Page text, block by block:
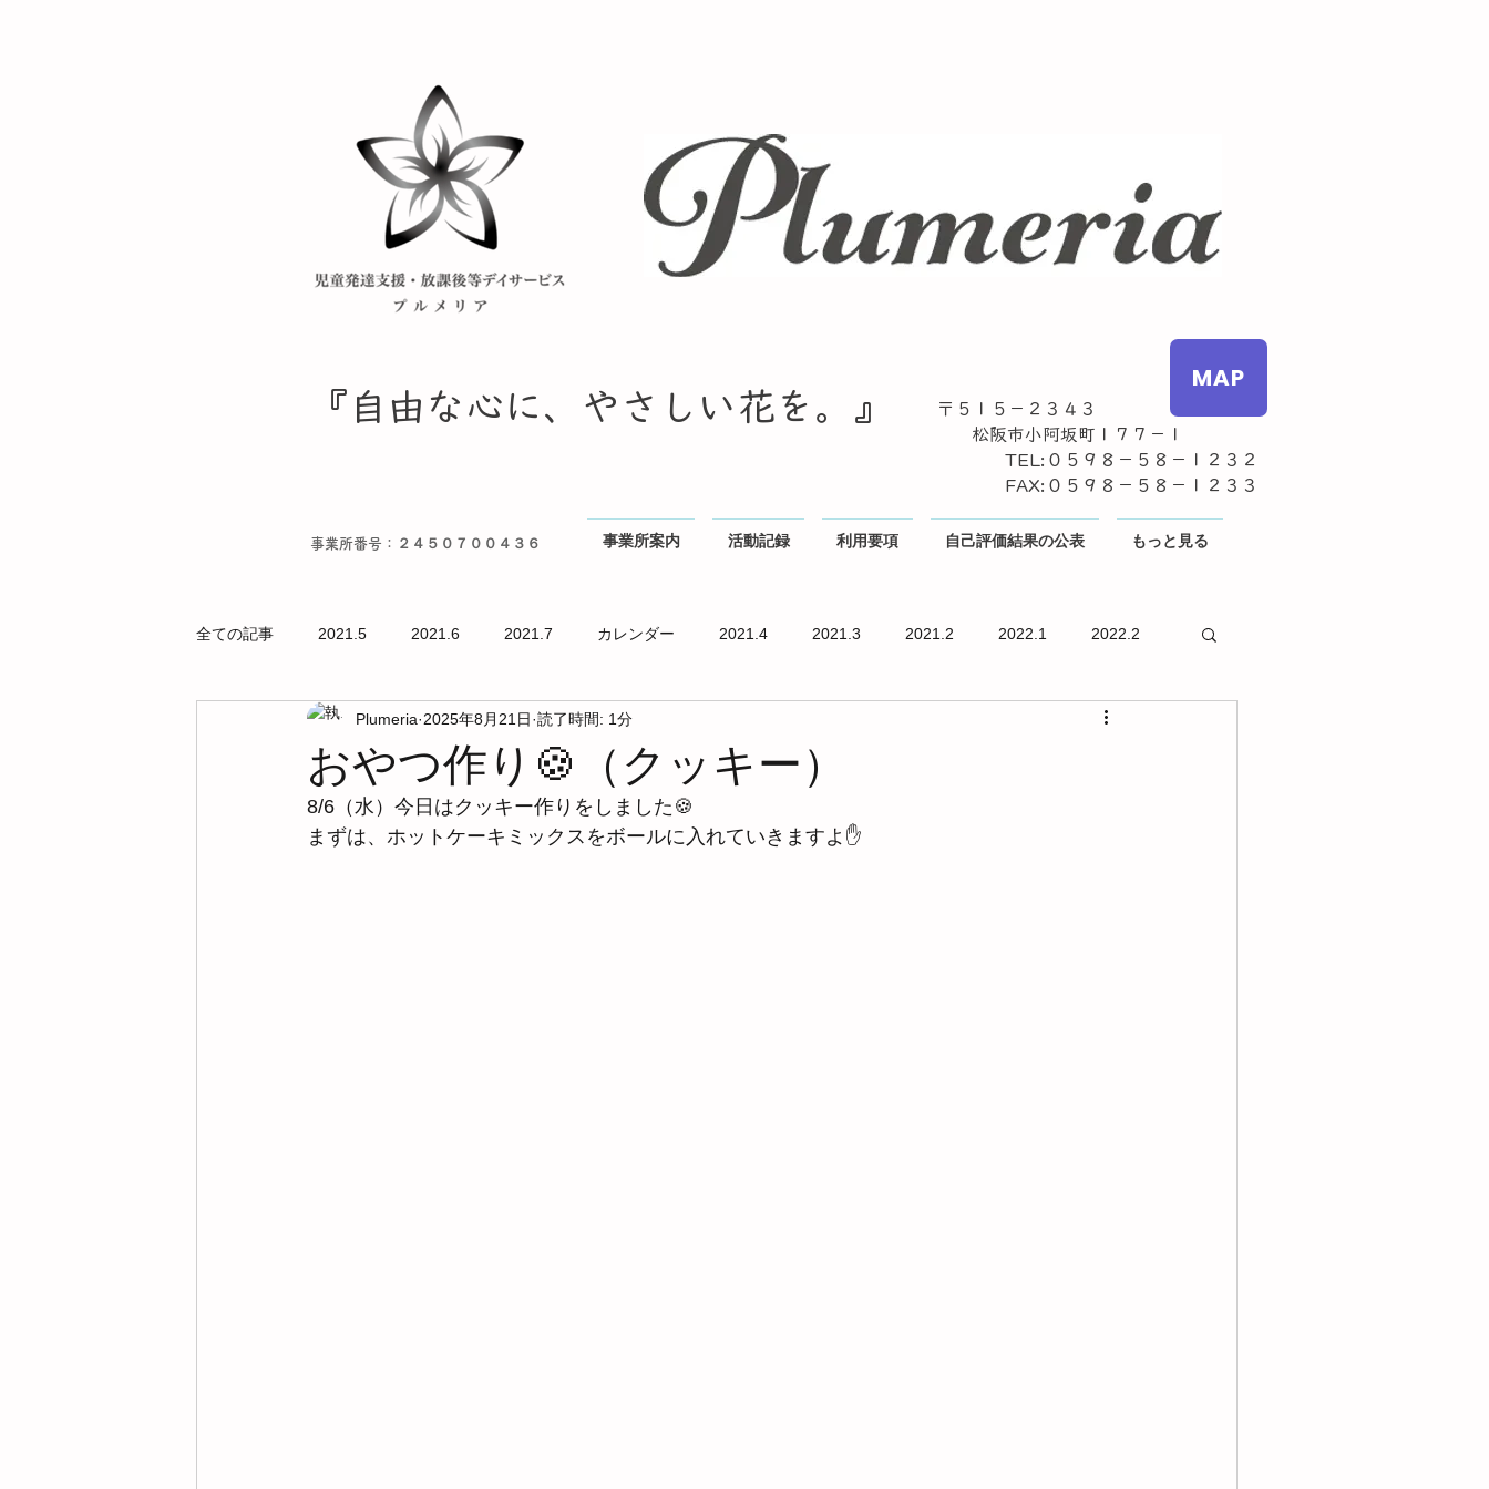
​『自由な心に、やさしい花を。』​
〒５１５－２３４３
松阪市小阿坂町１７７－１
TEL:０５９８－５８－１２３２
​ FAX:０５９８－５８－１２３３
MAP
事業所番号：２４５０７００４３６ 事業所案内 活動記録 利用要項 自己評価結果の公表 もっと見る
全ての記事 2021.5 2021.6 2021.7 カレンダー 2021.4 2021.3 2021.2 2022.1 2022.2
おやつ作り🍪（クッキー）
Plumeria 2025年8月21日 読了時間: 1分
8/6（水）今日はクッキー作りをしました🍪
まずは、ホットケーキミックスをボールに入れていきますよ✋